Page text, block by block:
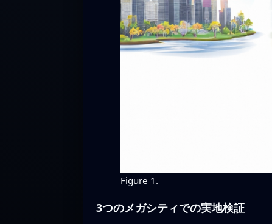
Figure 1.
3つのメガシティでの実地検証